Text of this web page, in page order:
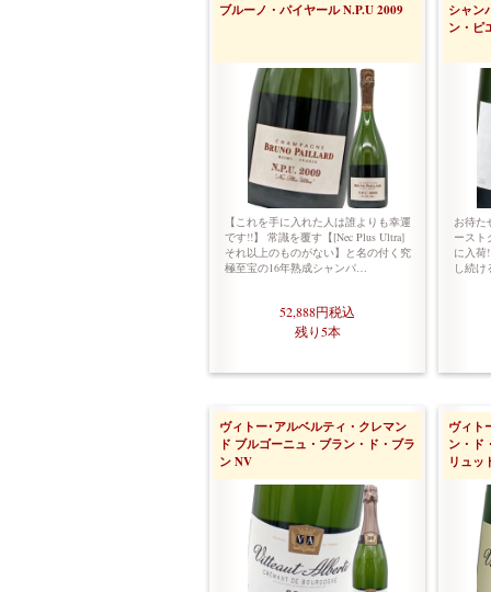
ブルーノ・パイヤール N.P.U 2009
【これを手に入れた人は誰よりも幸運
です!!】 常識を覆す【[Nec Plus Ultra]
それ以上のものがない】と名の付く究
極至宝の16年熟成シャンパ…
52,888円税込
残り5本
シャン
ン・ピ
お待た
ースト
に入荷
し続
ヴィトー･アルベルティ・クレマン
ド ブルゴーニュ・ブラン・ド・ブラ
ン NV
ヴィト
ン・ド
リュッ